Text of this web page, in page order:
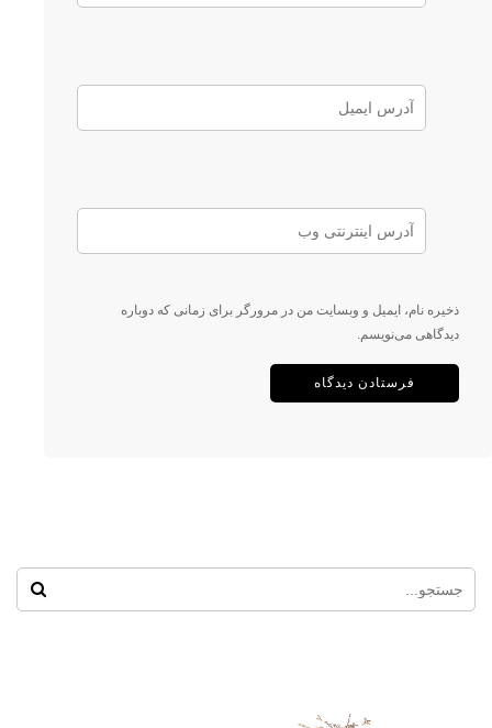
ذخیره نام، ایمیل و وبسایت من در مرورگر برای زمانی که دوباره
دیدگاهی می‌نویسم.